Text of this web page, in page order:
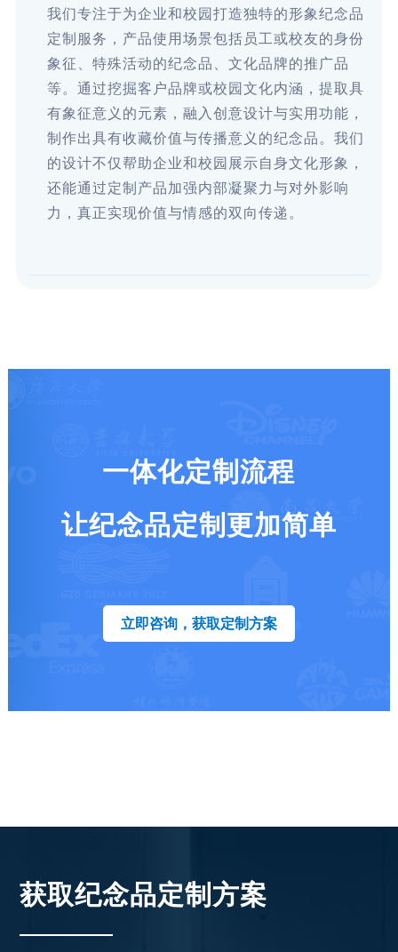
我们专注于为企业和校园打造独特的形象纪念品
定制服务，产品使用场景包括员工或校友的身份
象征、特殊活动的纪念品、文化品牌的推广品
等。通过挖掘客户品牌或校园文化内涵，提取具
有象征意义的元素，融入创意设计与实用功能，
制作出具有收藏价值与传播意义的纪念品。我们
的设计不仅帮助企业和校园展示自身文化形象，
还能通过定制产品加强内部凝聚力与对外影响
力，真正实现价值与情感的双向传递。
一体化定制流程
让纪念品定制更加简单
立即咨询，获取定制方案
获取纪念品定制方案